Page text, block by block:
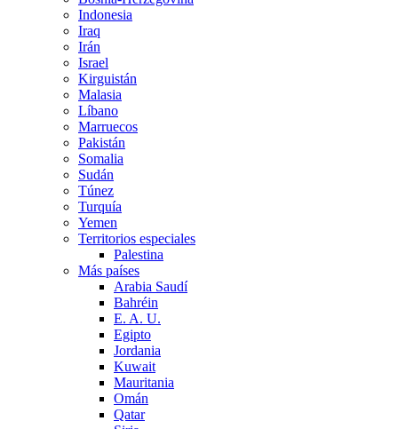
Indonesia
Iraq
Irán
Israel
Kirguistán
Malasia
Líbano
Marruecos
Pakistán
Somalia
Sudán
Túnez
Turquía
Yemen
Territorios especiales
Palestina
Más países
Arabia Saudí
Bahréin
E. A. U.
Egipto
Jordania
Kuwait
Mauritania
Omán
Qatar